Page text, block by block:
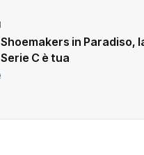
Shoemakers in Paradiso,
Serie C è tua